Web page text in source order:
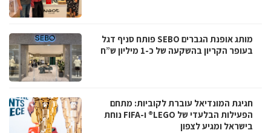
מותג אופנת הגברים SEBO פותח סניף דגל
בעופר הקריון בהשקעה של כ-1 מיליון ש”ח
חגיגת המונדיאל עוברת לקוביות: מתחם
הפעילות הבלעדי של LEGO® ו-FIFA נוחת
בישראל ומגיע לצפון